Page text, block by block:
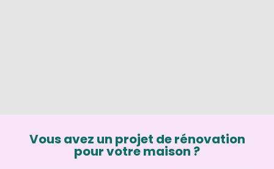
Vous avez un projet de rénovation
pour votre maison ?